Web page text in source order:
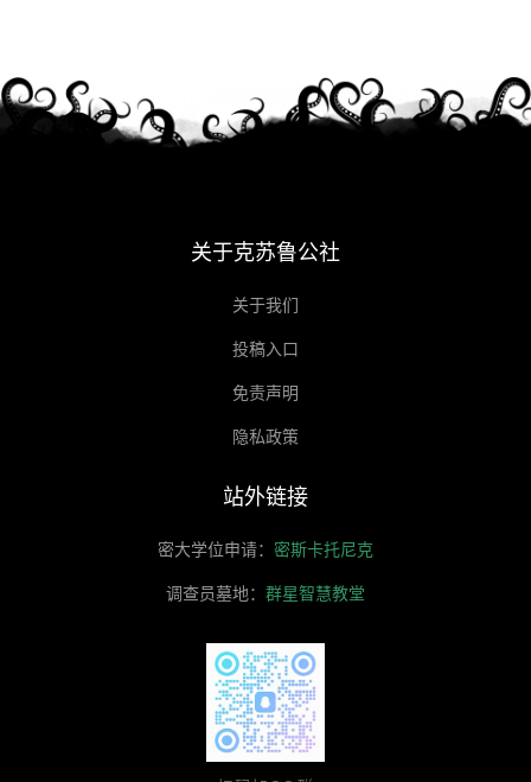
关于克苏鲁公社
关于我们
投稿入口
免责声明
隐私政策
站外链接
密大学位申请： 密斯卡托尼克
调查员墓地： 群星智慧教堂